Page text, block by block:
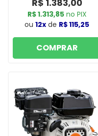
R$ 1.383,00
R$ 1.313,85no PIX
ou 12x de R$ 115,25
COMPRAR